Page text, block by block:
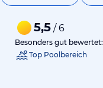
5,5 / 6
Besonders gut bewertet:
Top Poolbereich